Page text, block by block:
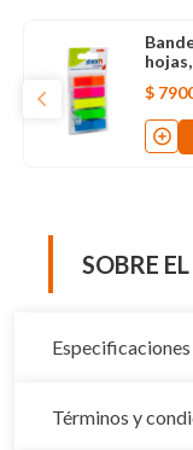
$
SOBRE
Especificaciones
Términos y